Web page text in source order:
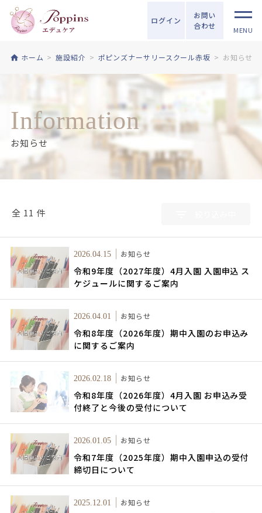
ログイン
お問い
合わせ
MENU
ホーム 施設紹介 ポピンズナーサリースクール赤坂 お知らせ
Information
お知らせ
全 11 件
2026.04.15 お知らせ
令和9年度（2027年度）4月入園 入園申込 ス
ケジュールに関するご案内
2026.04.01 お知らせ
令和8年度（2026年度）期中入園のお申込み
に関するご案内
2026.02.18 お知らせ
令和8年度（2026年度）4月入園 お申込み受
付終了と今後の受付について
2026.01.05 お知らせ
令和7年度（2025年度）期中入園申込の受付
締切日について
2025.12.01 お知らせ